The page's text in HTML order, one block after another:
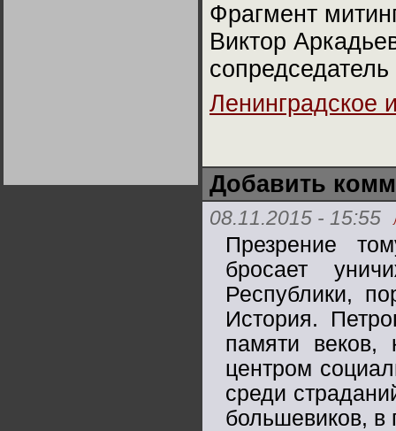
Фрагмент
Виктор
Ленинградское
Добавить
08.11.2015 - 15:55
Презрение
бросает
Республики,
История.
памяти веков,
центром
среди
большевиков, в